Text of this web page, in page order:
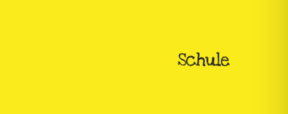
Schule